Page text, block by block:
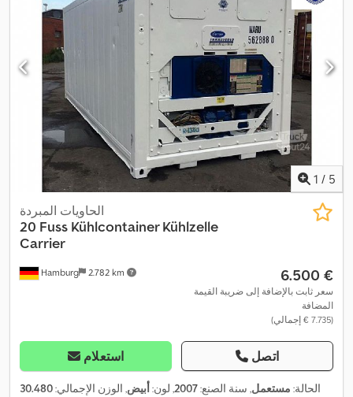
1 / 5
Hamburg 2.782 km
الحاويات المبردة
20 Fuss Kühlcontainer Kühlzelle
Carrier
‏6.500 €
سعر ثابت بالإضافة إلى ضريبة القيمة
المضافة
(‏7.735 € إجمالي)
استعلام اتصل
الحالة: مستعمل, سنة الصنع:2007, لون:أبيض, الوزن الإجمالي:30.480